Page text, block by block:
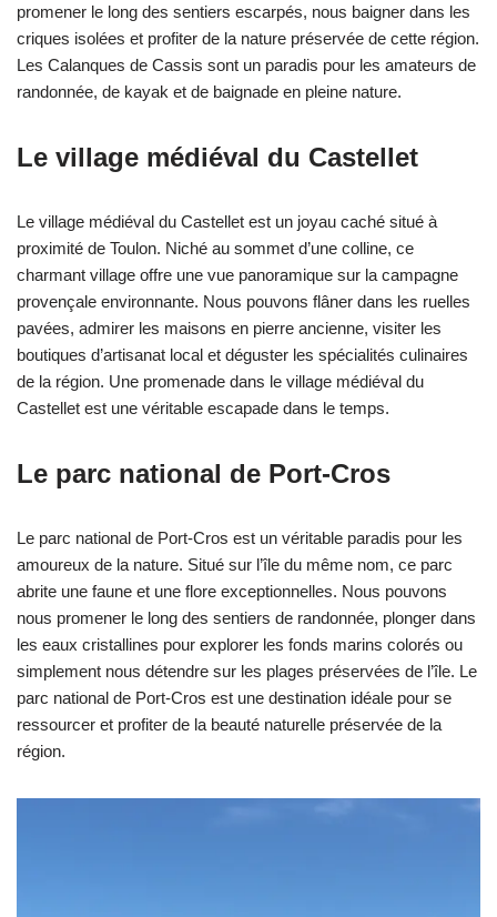
promener le long des sentiers escarpés, nous baigner dans les
criques isolées et profiter de la nature préservée de cette région.
Les Calanques de Cassis sont un paradis pour les amateurs de
randonnée, de kayak et de baignade en pleine nature.
Le village médiéval du Castellet
Le village médiéval du Castellet est un joyau caché situé à
proximité de Toulon. Niché au sommet d’une colline, ce
charmant village offre une vue panoramique sur la campagne
provençale environnante. Nous pouvons flâner dans les ruelles
pavées, admirer les maisons en pierre ancienne, visiter les
boutiques d’artisanat local et déguster les spécialités culinaires
de la région. Une promenade dans le village médiéval du
Castellet est une véritable escapade dans le temps.
Le parc national de Port-Cros
Le parc national de Port-Cros est un véritable paradis pour les
amoureux de la nature. Situé sur l’île du même nom, ce parc
abrite une faune et une flore exceptionnelles. Nous pouvons
nous promener le long des sentiers de randonnée, plonger dans
les eaux cristallines pour explorer les fonds marins colorés ou
simplement nous détendre sur les plages préservées de l’île. Le
parc national de Port-Cros est une destination idéale pour se
ressourcer et profiter de la beauté naturelle préservée de la
région.